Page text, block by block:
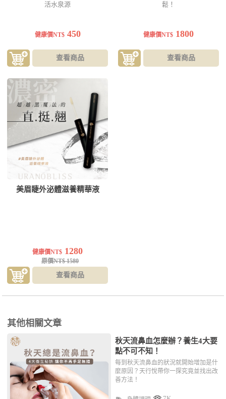
活水泉源
健康價NT$450
查看商品
鬆！
健康價NT$1800
查看商品
美眉睫外泌體滋養精華液
健康價NT$ 1280
原價NT$ 1580
查看商品
其他相關文章
秋天流鼻血怎麼辦？養生4大要
點不可不知！
每到秋天流鼻血的狀況就開始增加是什
麼原因？天行悅帶你一探究竟並找出改
善方法！